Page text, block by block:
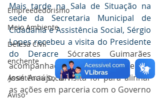
Empreededorismo
Meio Ambiente
Defesa Civil
enchente
Assistência Social
Aviso
Mais tarde na Sala de Situação na
sede da Secretaria Municipal de
Cidadania e Assistência Social, Sérgio
Lopes recebeu a visita do Presidente
do Deracre Sócrates Guimarães
acompanhado do Direto da Saneacre
José Araújo, a visita foi para alinhar
as ações em parceria com o Governo